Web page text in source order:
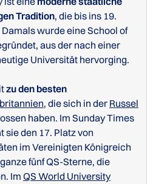
Tradition, die bis ins 19.
wurde eine School of
aus der nach einer
Universität hervorging.
zu den besten
, die sich in der Russel
haben. Im Sunday Times
sie den 17. Platz von
im Vereinigten Königreich
fünf QS-Sterne, die
Im QS World University